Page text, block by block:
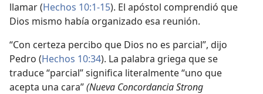
llamar (Hechos 10:1-15). El apóstol comprendió que
Dios mismo había organizado esa reunión.
“Con certeza percibo que Dios no es parcial”, dijo
Pedro (Hechos 10:34). La palabra griega que se
traduce “parcial” significa literalmente “uno que
acepta una cara”(Nueva Concordancia Strong